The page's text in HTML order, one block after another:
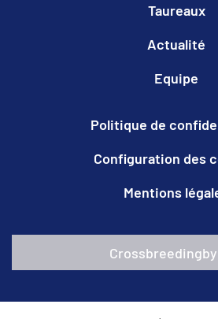
Taureaux
Actualité
Equipe
Politique de
Configuration des
Mentions